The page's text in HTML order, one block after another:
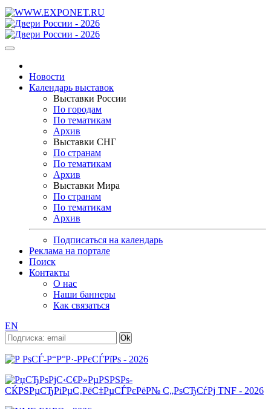
Новости
Календарь выставок
Выставки России
По городам
По тематикам
Архив
Выставки СНГ
По странам
По тематикам
Архив
Выставки Мира
По странам
По тематикам
Архив
Подписаться на календарь
Реклама на портале
Поиск
Контакты
О нас
Наши баннеры
Как связаться
EN